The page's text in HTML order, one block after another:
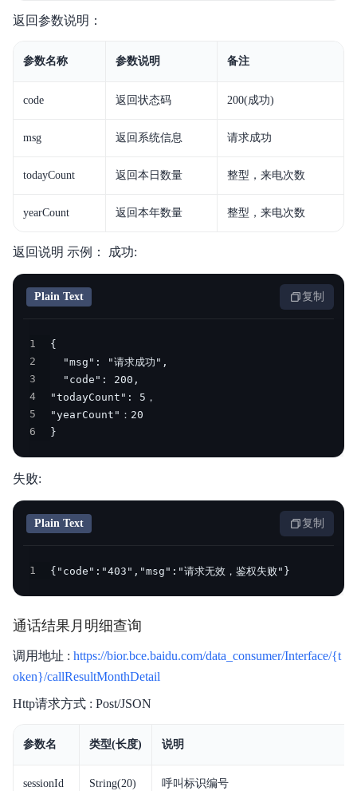
返回参数说明：
参数名称 参数说明 备注
code 返回状态码 200(成功)
msg 返回系统信息 请求成功
todayCount 返回本日数量 整型，来电次数
yearCount 返回本年数量 整型，来电次数
返回说明 示例： 成功:
Plain Text 复制
1
2
3
4
5
6
}
失败:
Plain Text 复制
1 {"code":"403","msg":"请求无效，鉴权失败"}
通话结果月明细查询
调用地址 : https://bior.bce.baidu.com/data_consumer/Interface/{t
oken}/callResultMonthDetail
Http请求方式 : Post/JSON
参数名 类型(长度) 说明
sessionId String(20) 呼叫标识编号